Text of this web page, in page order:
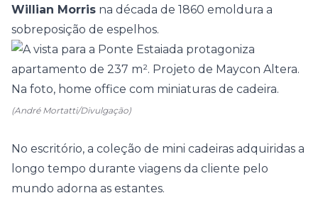
Willian Morris na década de 1860 emoldura a
sobreposição de espelhos.
(André Mortatti/Divulgação)
No escritório, a coleção de mini cadeiras adquiridas a
longo tempo durante viagens da cliente pelo
mundo adorna as estantes.